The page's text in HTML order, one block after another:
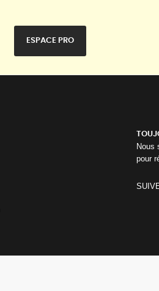
ESPACE PRO
Nous
pour